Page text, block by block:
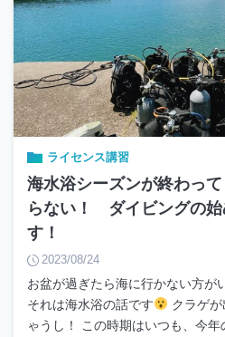
ライセンス講習
海水浴シーズンが終わっ
らない！ ダイビングの始
す！
2023/08/24
お盆が過ぎたら海に行かない方が
それは海水浴の話です
クラゲ
ゃうし！ この時期はいつも、今